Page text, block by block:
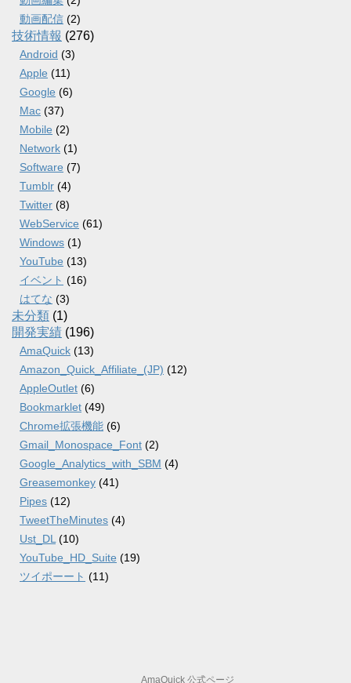
動画配信 (2)
技術情報 (276)
Android (3)
Apple (11)
Google (6)
Mac (37)
Mobile (2)
Network (1)
Software (7)
Tumblr (4)
Twitter (8)
WebService (61)
Windows (1)
YouTube (13)
イベント (16)
はてな (3)
未分類 (1)
開発実績 (196)
AmaQuick (13)
Amazon_Quick_Affiliate_(JP) (12)
AppleOutlet (6)
Bookmarklet (49)
Chrome拡張機能 (6)
Gmail_Monospace_Font (2)
Google_Analytics_with_SBM (4)
Greasemonkey (41)
Pipes (12)
TweetTheMinutes (4)
Ust_DL (10)
YouTube_HD_Suite (19)
ツイポーート (11)
AmaQuick 公式ページ